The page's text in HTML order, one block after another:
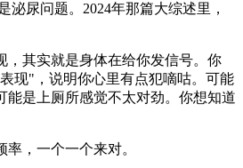
泌尿问题。2024年那篇大综述里，
，其实就是身体在给你发信号。你
现"，说明你心里有点犯嘀咕。可能
能是上厕所感觉不太对劲。你想知道
，一个一个来对。